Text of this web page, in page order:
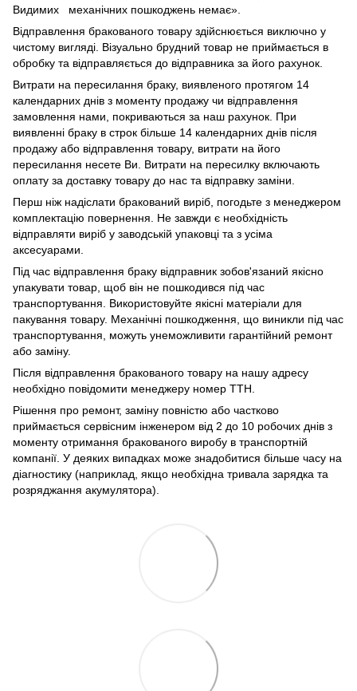
Видимих механічних пошкоджень немає».
Відправлення бракованого товару здійснюється виключно у
чистому вигляді. Візуально брудний товар не приймається в
обробку та відправляється до відправника за його рахунок.
Витрати на пересилання браку, виявленого протягом 14
календарних днів з моменту продажу чи відправлення
замовлення нами, покриваються за наш рахунок. При
виявленні браку в строк більше 14 календарних днів після
продажу або відправлення товару, витрати на його
пересилання несете Ви. Витрати на пересилку включають
оплату за доставку товару до нас та відправку заміни.
Перш ніж надіслати бракований виріб, погодьте з менеджером
комплектацію повернення. Не завжди є необхідність
відправляти виріб у заводській упаковці та з усіма
аксесуарами.
Під час відправлення браку відправник зобов'язаний якісно
упакувати товар, щоб він не пошкодився під час
транспортування. Використовуйте якісні матеріали для
пакування товару. Механічні пошкодження, що виникли під час
транспортування, можуть унеможливити гарантійний ремонт
або заміну.
Після відправлення бракованого товару на нашу адресу
необхідно повідомити менеджеру номер ТТН.
Рішення про ремонт, заміну повністю або частково
приймається сервісним інженером від 2 до 10 робочих днів з
моменту отримання бракованого виробу в транспортній
компанії. У деяких випадках може знадобитися більше часу на
діагностику (наприклад, якщо необхідна тривала зарядка та
розряджання акумулятора).